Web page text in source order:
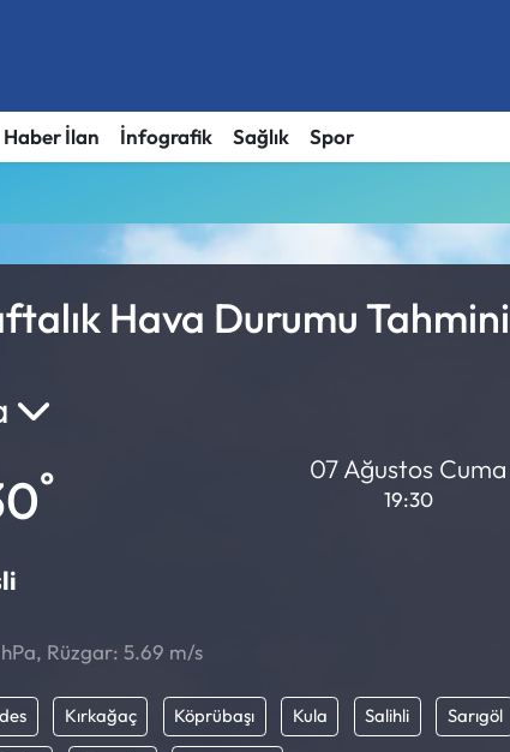
Haber İlan İnfografik Sağlık Spor
Hava Durumu Tahmini
° 07 Ağustos Cuma
19:30
Rüzgar: 5.69 m/s
Kırkağaç Köprübaşı Kula Salihli Sarıgöl